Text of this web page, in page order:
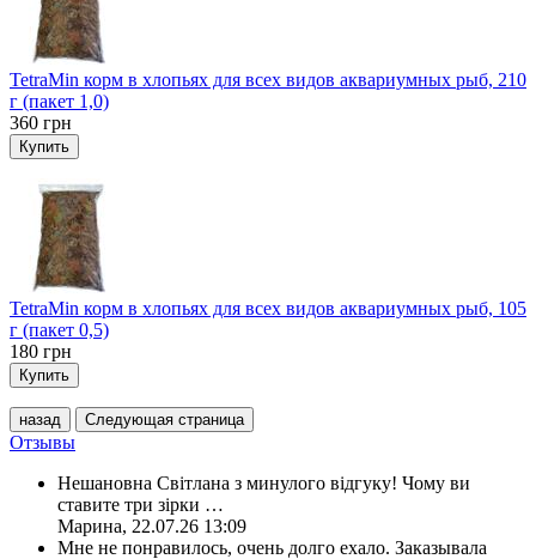
TetraMin корм в хлопьях для всех видов аквариумных рыб, 210
г (пакет 1,0)
360 грн
Купить
TetraMin корм в хлопьях для всех видов аквариумных рыб, 105
г (пакет 0,5)
180 грн
Купить
назад Следующая страница
Отзывы
Нешановна Світлана з минулого відгуку! Чому ви
ставите три зірки …
Марина, 22.07.26 13:09
Мне не понравилось, очень долго ехало. Заказывала